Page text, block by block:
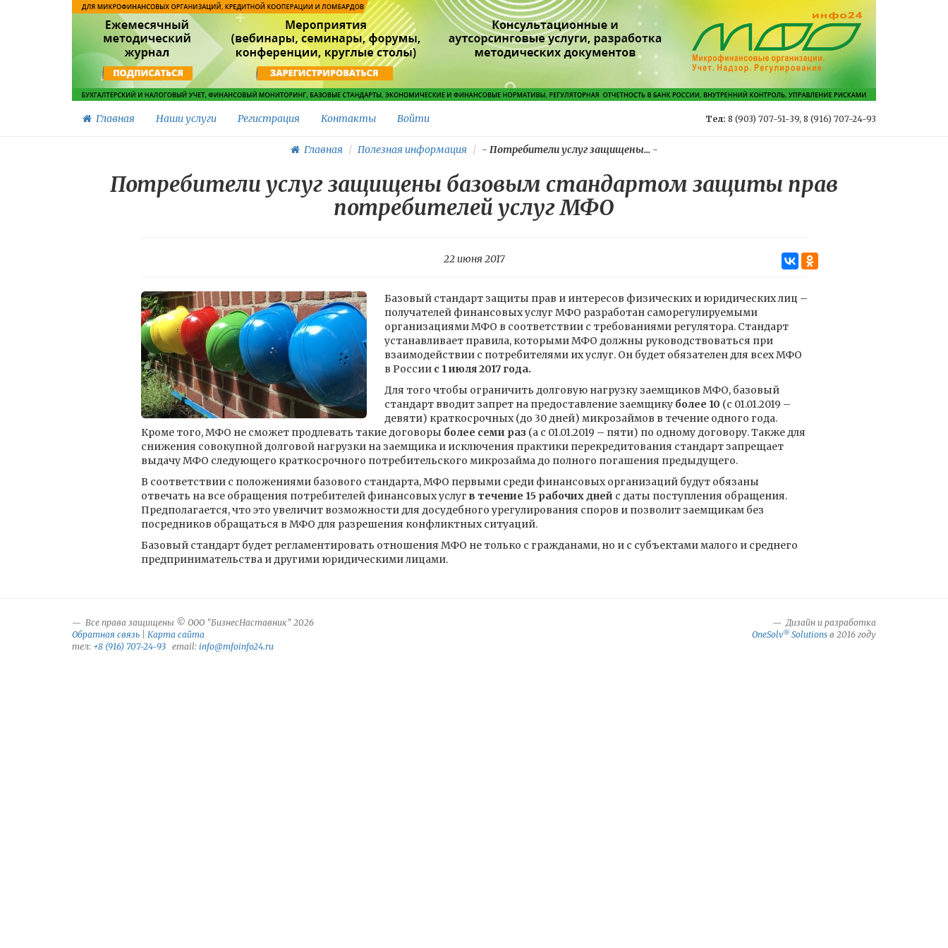
Главная Наши услуги Регистрация Контакты Войти Тел: 8 (903) 707-51-39, 8 (916) 707-24-93
Главная Полезная информация - Потребители услуг защищены...-
Потребители услуг защищены базовым стандартом защиты прав
потребителей услуг МФО
22 июня 2017
Базовый стандарт защиты прав и интересов физических и юридических лиц –
получателей финансовых услуг МФО разработан саморегулируемыми
организациями МФО в соответствии с требованиями регулятора. Стандарт
устанавливает правила, которыми МФО должны руководствоваться при
взаимодействии с потребителями их услуг. Он будет обязателен для всех МФО
в России с 1 июля 2017 года.
Для того чтобы ограничить долговую нагрузку заемщиков МФО, базовый
стандарт вводит запрет на предоставление заемщику более 10 (с 01.01.2019 –
девяти) краткосрочных (до 30 дней) микрозаймов в течение одного года.
Кроме того, МФО не сможет продлевать такие договоры более семи раз(а с 01.01.2019 – пяти) по одному договору. Также для
снижения совокупной долговой нагрузки на заемщика и исключения практики перекредитования стандарт запрещает
выдачу МФО следующего краткосрочного потребительского микрозайма до полного погашения предыдущего.
В соответствии с положениями базового стандарта, МФО первыми среди финансовых организаций будут обязаны
отвечать на все обращения потребителей финансовых услуг в течение 15 рабочих дней с даты поступления обращения.
Предполагается, что это увеличит возможности для досудебного урегулирования споров и позволит заемщикам без
посредников обращаться в МФО для разрешения конфликтных ситуаций.
Базовый стандарт будет регламентировать отношения МФО не только с гражданами, но и с субъектами малого и среднего
предпринимательства и другими юридическими лицами.
Все права защищены © ООО "БизнесНаставник" 2026
Обратная связь
Карта сайта
тел: +8 (916) 707-24-93 email: info@mfoinfo24.ru
Дизайн и разработка
OneSolv® Solutions в 2016 году